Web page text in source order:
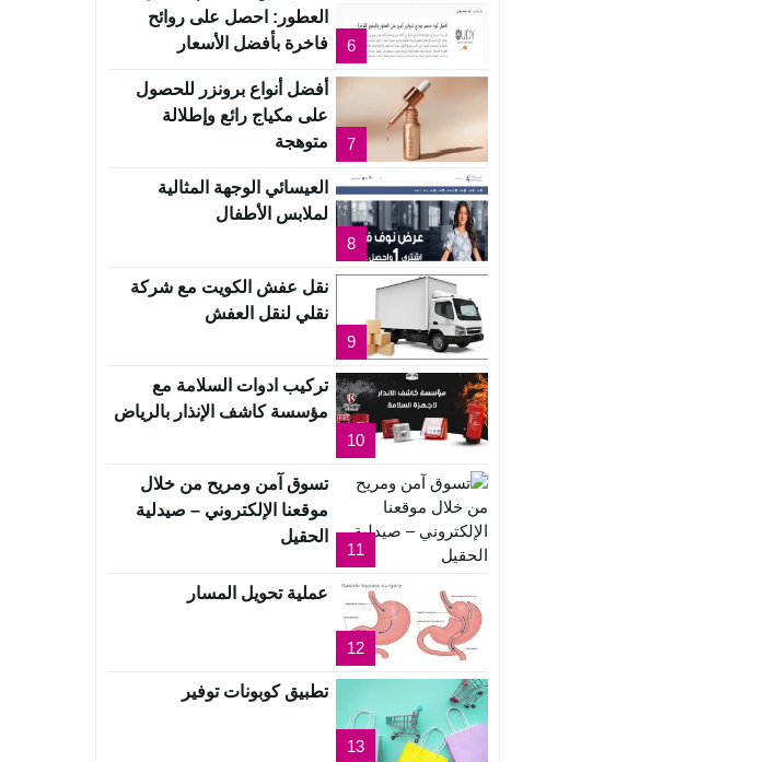
6
العطور: احصل على روائح
فاخرة بأفضل الأسعار
7
أفضل أنواع برونزر للحصول
على مكياج رائع وإطلالة
متوهجة
8
العيسائي الوجهة المثالية
لملابس الأطفال
9
نقل عفش الكويت مع شركة
نقلي لنقل العفش
10
تركيب ادوات السلامة مع
مؤسسة كاشف الإنذار بالرياض
11
تسوق آمن ومريح من خلال
موقعنا الإلكتروني – صيدلية
الحقيل
12
عملية تحويل المسار
13
تطبيق كوبونات توفير